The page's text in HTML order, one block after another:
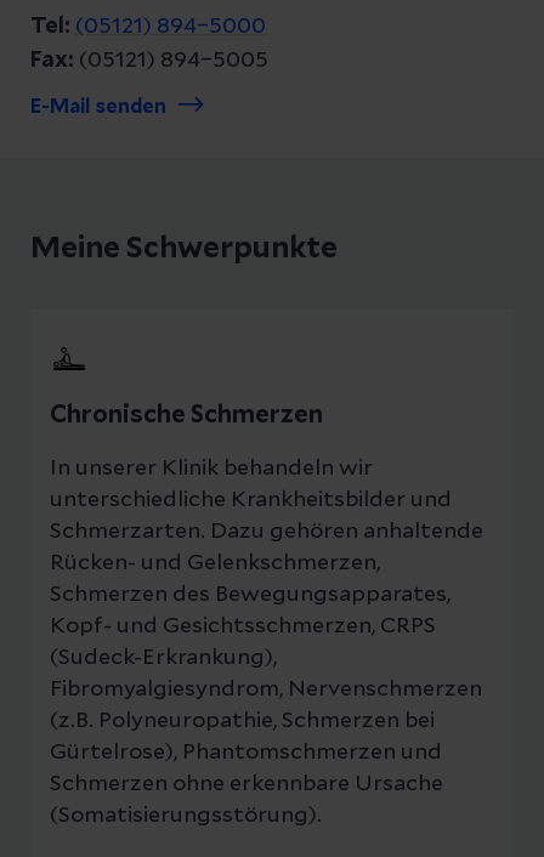
Tel: (05121) 894–5000
Fax: (05121) 894–5005
E-Mail senden
Meine Schwerpunkte
Chronische Schmerzen
In unserer Klinik behandeln wir
unterschiedliche Krankheitsbilder und
Schmerzarten. Dazu gehören anhaltende
Rücken- und Gelenkschmerzen,
Schmerzen des Bewegungsapparates,
Kopf- und Gesichtsschmerzen, CRPS
(Sudeck-Erkrankung),
Fibromyalgiesyndrom, Nervenschmerzen
(z.B. Polyneuropathie, Schmerzen bei
Gürtelrose), Phantomschmerzen und
Schmerzen ohne erkennbare Ursache
(Somatisierungsstörung).